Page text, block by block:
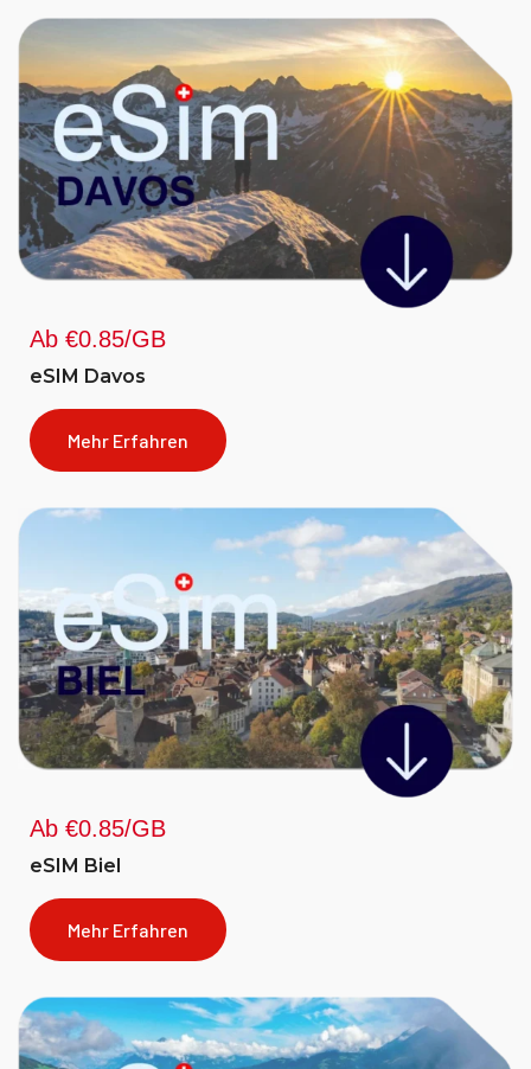
Ab €0.85/GB
eSIM Davos
Mehr Erfahren
Ab €0.85/GB
eSIM Biel
Mehr Erfahren